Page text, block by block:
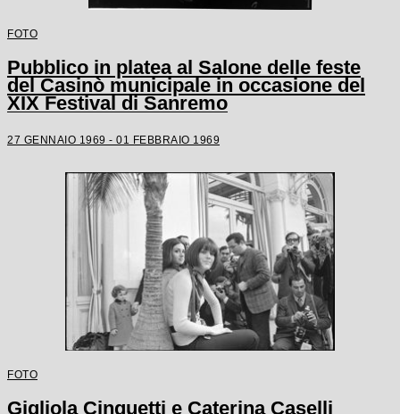
FOTO
Pubblico in platea al Salone delle feste
del Casinò municipale in occasione del
XIX Festival di Sanremo
27 GENNAIO 1969 - 01 FEBBRAIO 1969
FOTO
Gigliola Cinquetti e Caterina Caselli